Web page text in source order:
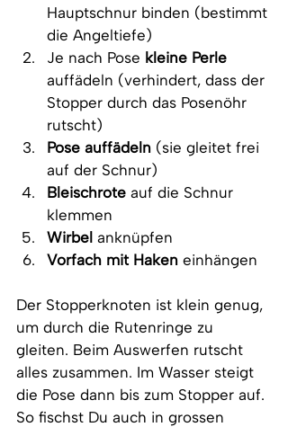
Hauptschnur binden (bestimmt
die Angeltiefe)
Je nach Pose kleine Perle
auffädeln (verhindert, dass der
Stopper durch das Posenöhr
rutscht)
Pose auffädeln (sie gleitet frei
auf der Schnur)
Bleischrote auf die Schnur
klemmen
Wirbel anknüpfen
Vorfach mit Haken einhängen
Der Stopperknoten ist klein genug,
um durch die Rutenringe zu
gleiten. Beim Auswerfen rutscht
alles zusammen. Im Wasser steigt
die Pose dann bis zum Stopper auf.
So fischst Du auch in grossen